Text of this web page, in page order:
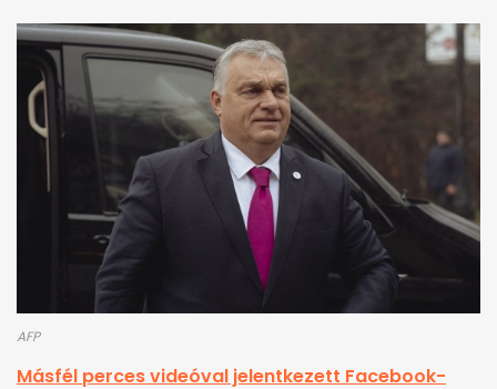
AFP
Másfél perces videóval jelentkezett Facebook-